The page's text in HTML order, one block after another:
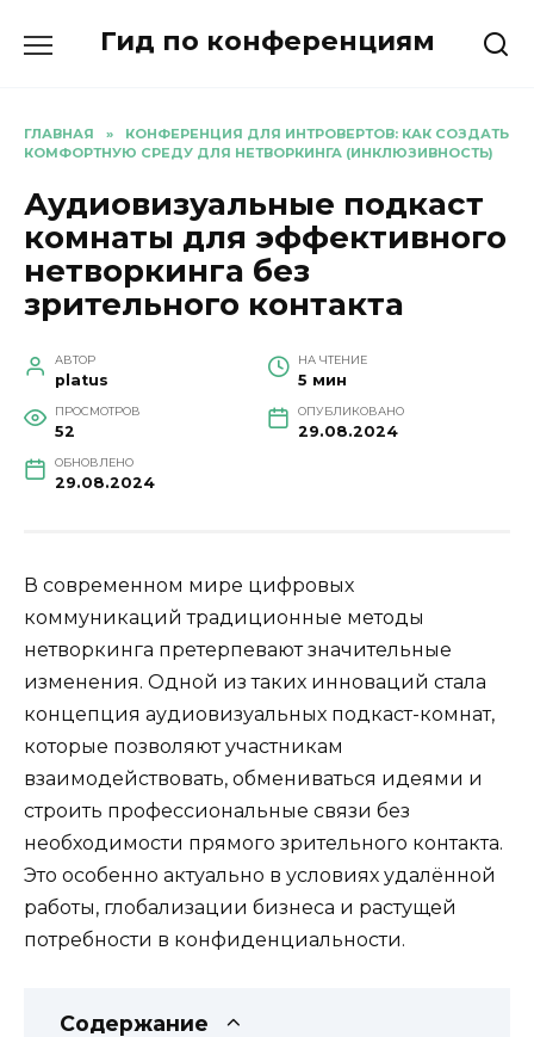
Гид по конференциям
ГЛАВНАЯ »
КОНФЕРЕНЦИЯ ДЛЯ ИНТРОВЕРТОВ: КАК СОЗДАТЬ
КОМФОРТНУЮ СРЕДУ ДЛЯ НЕТВОРКИНГА (ИНКЛЮЗИВНОСТЬ)
Аудиовизуальные подкаст
комнаты для эффективного
нетворкинга без
зрительного контакта
АВТОР
platus
НА ЧТЕНИЕ
5 мин
ПРОСМОТРОВ
52
ОПУБЛИКОВАНО
29.08.2024
ОБНОВЛЕНО
29.08.2024
В современном мире цифровых
коммуникаций традиционные методы
нетворкинга претерпевают значительные
изменения. Одной из таких инноваций стала
концепция аудиовизуальных подкаст-комнат,
которые позволяют участникам
взаимодействовать, обмениваться идеями и
строить профессиональные связи без
необходимости прямого зрительного контакта.
Это особенно актуально в условиях удалённой
работы, глобализации бизнеса и растущей
потребности в конфиденциальности.
Содержание